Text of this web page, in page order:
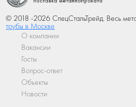
© 2018 -2026 СпецСтальТрейд. Весь
трубы в Москве
О компании
Вакансии
Госты
Вопрос-ответ
Объекты
Новости